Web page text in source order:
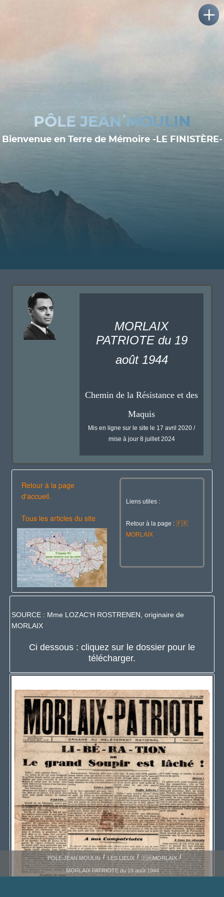
PÔLE JEAN MOULIN
Bienvenue en Terre de Mémoire -LE FINISTÈRE-
MORLAIX
PATRIOTE du 19
août 1944
Chemin de la Résistance et des
Maquis
Mis en ligne sur le site le 17 avril 2020 /
mise à jour 8 juillet 2024
Retour à la page
d'accueil.
Tous les articles du site
Liens utiles :
Retour à la page : 🇫🇷
MORLAIX
SOURCE : Mme LOZAC'H ROSTRENEN, originaire de
MORLAIX
Ci dessous : cliquez sur le dossier pour le
télécharger.
POLE JEAN MOULIN LES LIEUX 🇫🇷MORLAIX
MORLAIX PATRIOTE du 19 août 1944